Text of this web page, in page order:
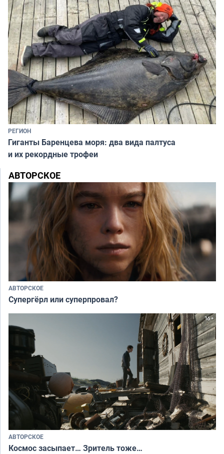
РЕГИОН
Гиганты Баренцева моря: два вида палтуса
и их рекордные трофеи
АВТОРСКОЕ
АВТОРСКОЕ
Супергёрл или суперпровал?
АВТОРСКОЕ
Космос засыпает… Зритель тоже…